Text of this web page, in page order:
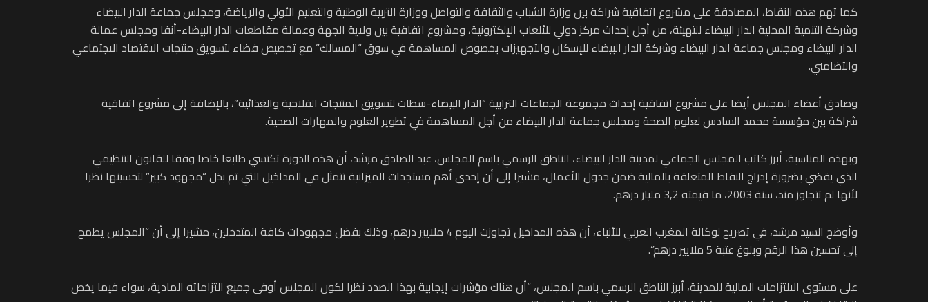
كما تهم هذه النقاط، المصادقة على مشروع اتفاقية شراكة بين وزارة الشباب والثقافة والتواصل ووزارة التربية الوطنية والتعليم الأولي والرياضة، ومجلس جماعة الدار البيضاء
وشركة التنمية المحلية الدار البيضاء للتهيئة، من أجل إحداث مركز دولي للألعاب الإلكترونية، ومشروع اتفاقية بين ولاية الجهة وعمالة مقاطعات الدار البيضاء-أنفا ومجلس عمالة
الدار البيضاء ومجلس جماعة الدار البيضاء وشركة الدار البيضاء للإسكان والتجهيزات بخصوص المساهمة في سوق “المسالك” مع تخصيص فضاء لتسويق منتجات الاقتصاد الاجتماعي
والتضامني.
وصادق أعضاء المجلس أيضا على مشروع اتفاقية إحداث مجموعة الجماعات الترابية “الدار البيضاء-سطات لتسويق المنتجات الفلاحية والغذائية”، بالإضافة إلى مشروع اتفاقية
شراكة بين مؤسسة محمد السادس لعلوم الصحة ومجلس جماعة الدار البيضاء من أجل المساهمة في تطوير العلوم والمهارات الصحية.
وبهذه المناسبة، أبرز كاتب المجلس الجماعي لمدينة الدار البيضاء، الناطق الرسمي باسم المجلس، عبد الصادق مرشد، أن هذه الدورة تكتسي طابعا خاصا وفقا للقانون التنظيمي
الذي يقضي بضرورة إدراج النقاط المتعلقة بالمالية ضمن جدول الأعمال، مشيرا إلى أن إحدى أهم مستجدات الميزانية تتمثل في المداخيل التي تم بذل “مجهود كبير” لتحسينها نظرا
لأنها لم تتجاوز منذ، سنة 2003، ما قيمته 3,2 مليار درهم.
وأوضح السيد مرشد، في تصريح لوكالة المغرب العربي للأنباء، أن هذه المداخيل تجاوزت اليوم 4 ملايير درهم، وذلك بفضل مجهودات كافة المتدخلين، مشيرا إلى أن “المجلس يطمح
إلى تحسين هذا الرقم وبلوغ عتبة 5 ملايير درهم”.
على مستوى الالتزامات المالية للمدينة، أبرز الناطق الرسمي باسم المجلس، “أن هناك مؤشرات إيجابية بهذا الصدد نظرا لكون المجلس أوفى جميع التزاماته المادية، سواء فيما يخص